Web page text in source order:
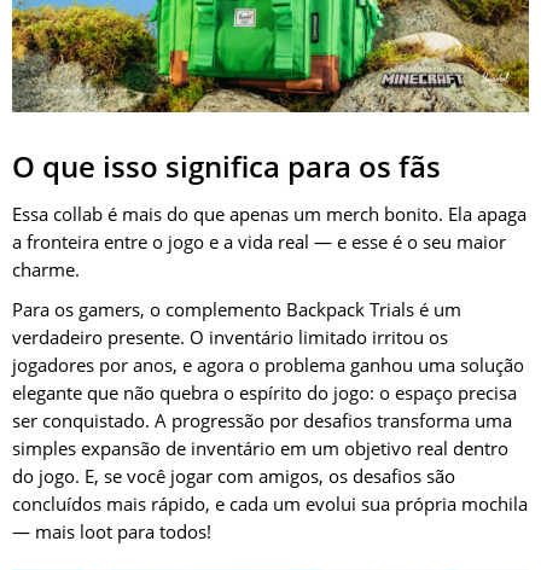
O que isso significa para os fãs
Essa collab é mais do que apenas um merch bonito. Ela apaga
a fronteira entre o jogo e a vida real — e esse é o seu maior
charme.
Para os gamers, o complemento Backpack Trials é um
verdadeiro presente. O inventário limitado irritou os
jogadores por anos, e agora o problema ganhou uma solução
elegante que não quebra o espírito do jogo: o espaço precisa
ser conquistado. A progressão por desafios transforma uma
simples expansão de inventário em um objetivo real dentro
do jogo. E, se você jogar com amigos, os desafios são
concluídos mais rápido, e cada um evolui sua própria mochila
— mais loot para todos!